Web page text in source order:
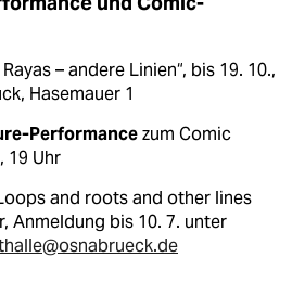
– andere Linien“, bis 19. 10.,
Hasemauer 1
Performancezum Comic
19 Uhr
and roots and other lines
Anmeldung bis 10. 7. unter